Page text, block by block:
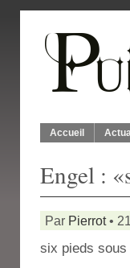
Accueil
Engel :
Par Pierrot•
six pieds sous